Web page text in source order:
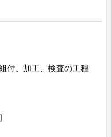
付、加工、検査の工程